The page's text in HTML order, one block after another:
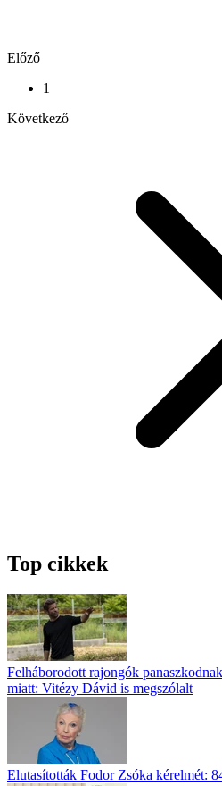
Előző
1
Következő
Top cikkek
Felháborodott rajongók
miatt: Vitézy Dávid is megszólalt
Elutasították Fodor Zsóka kérelmét: